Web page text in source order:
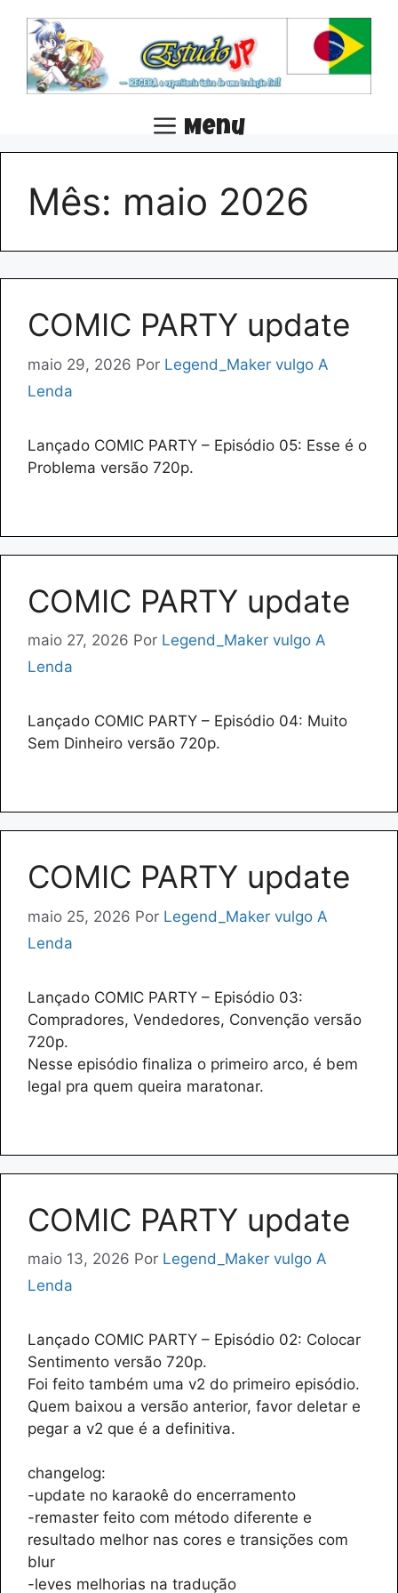
para
conteúdo
Menu
Mês: maio 2026
COMIC PARTY update
maio 29, 2026 Por Legend_Maker vulgo A
Lenda
Lançado COMIC PARTY – Episódio 05: Esse é o
Problema versão 720p.
COMIC PARTY update
maio 27, 2026 Por Legend_Maker vulgo A
Lenda
Lançado COMIC PARTY – Episódio 04: Muito
Sem Dinheiro versão 720p.
COMIC PARTY update
maio 25, 2026 Por Legend_Maker vulgo A
Lenda
Lançado COMIC PARTY – Episódio 03:
Compradores, Vendedores, Convenção versão
720p.
Nesse episódio finaliza o primeiro arco, é bem
legal pra quem queira maratonar.
COMIC PARTY update
maio 13, 2026 Por Legend_Maker vulgo A
Lenda
Lançado COMIC PARTY – Episódio 02: Colocar
Sentimento versão 720p.
Foi feito também uma v2 do primeiro episódio.
Quem baixou a versão anterior, favor deletar e
pegar a v2 que é a definitiva.
changelog:
-update no karaokê do encerramento
-remaster feito com método diferente e
resultado melhor nas cores e transições com
blur
-leves melhorias na tradução